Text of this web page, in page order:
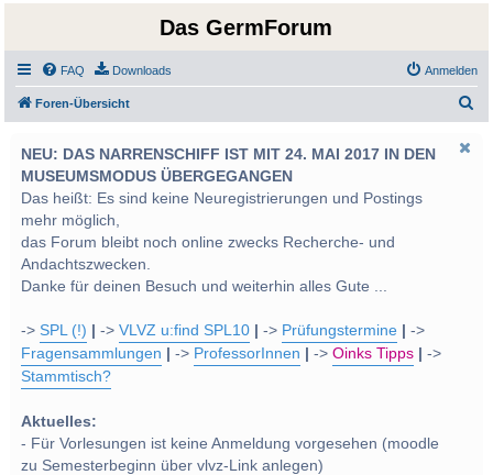
Das GermForum
FAQ Downloads Anmelden
Foren-Übersicht
NEU: DAS NARRENSCHIFF IST MIT 24. MAI 2017 IN DEN
MUSEUMSMODUS ÜBERGEGANGEN
Das heißt: Es sind keine Neuregistrierungen und Postings
mehr möglich,
das Forum bleibt noch online zwecks Recherche- und
Andachtszwecken.
Danke für deinen Besuch und weiterhin alles Gute ...
->SPL (!) ->VLVZ u:find SPL10 -> Prüfungstermine
->
Fragensammlungen
-> ProfessorInnen ->Oinks Tipps
->
Stammtisch?
Aktuelles:
- Für Vorlesungen ist keine Anmeldung vorgesehen (moodle
zu Semesterbeginn über vlvz-Link anlegen)